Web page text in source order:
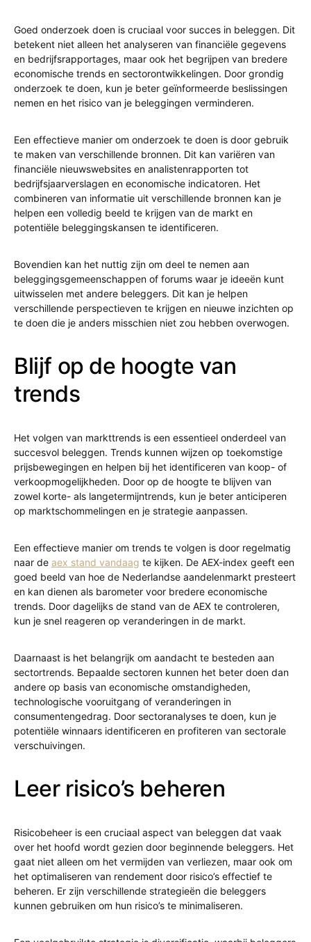
Goed onderzoek doen is cruciaal voor succes in beleggen. Dit
betekent niet alleen het analyseren van financiële gegevens
en bedrijfsrapportages, maar ook het begrijpen van bredere
economische trends en sectorontwikkelingen. Door grondig
onderzoek te doen, kun je beter geïnformeerde beslissingen
nemen en het risico van je beleggingen verminderen.
Een effectieve manier om onderzoek te doen is door gebruik
te maken van verschillende bronnen. Dit kan variëren van
financiële nieuwswebsites en analistenrapporten tot
bedrijfsjaarverslagen en economische indicatoren. Het
combineren van informatie uit verschillende bronnen kan je
helpen een volledig beeld te krijgen van de markt en
potentiële beleggingskansen te identificeren.
Bovendien kan het nuttig zijn om deel te nemen aan
beleggingsgemeenschappen of forums waar je ideeën kunt
uitwisselen met andere beleggers. Dit kan je helpen
verschillende perspectieven te krijgen en nieuwe inzichten op
te doen die je anders misschien niet zou hebben overwogen.
Blijf op de hoogte van
trends
Het volgen van markttrends is een essentieel onderdeel van
succesvol beleggen. Trends kunnen wijzen op toekomstige
prijsbewegingen en helpen bij het identificeren van koop- of
verkoopmogelijkheden. Door op de hoogte te blijven van
zowel korte- als langetermijntrends, kun je beter anticiperen
op marktschommelingen en je strategie aanpassen.
Een effectieve manier om trends te volgen is door regelmatig
naar de aex stand vandaag te kijken. De AEX-index geeft een
goed beeld van hoe de Nederlandse aandelenmarkt presteert
en kan dienen als barometer voor bredere economische
trends. Door dagelijks de stand van de AEX te controleren,
kun je snel reageren op veranderingen in de markt.
Daarnaast is het belangrijk om aandacht te besteden aan
sectortrends. Bepaalde sectoren kunnen het beter doen dan
andere op basis van economische omstandigheden,
technologische vooruitgang of veranderingen in
consumentengedrag. Door sectoranalyses te doen, kun je
potentiële winnaars identificeren en profiteren van sectorale
verschuivingen.
Leer risico’s beheren
Risicobeheer is een cruciaal aspect van beleggen dat vaak
over het hoofd wordt gezien door beginnende beleggers. Het
gaat niet alleen om het vermijden van verliezen, maar ook om
het optimaliseren van rendement door risico’s effectief te
beheren. Er zijn verschillende strategieën die beleggers
kunnen gebruiken om hun risico’s te minimaliseren.